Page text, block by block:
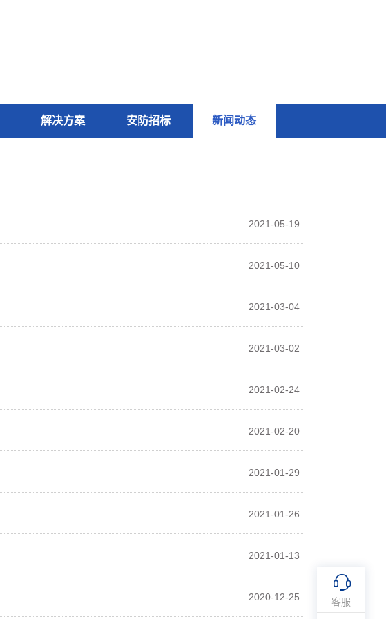
解决方案 安防招标 新闻动态
2021-05-19
2021-05-10
2021-03-04
2021-03-02
2021-02-24
2021-02-20
2021-01-29
2021-01-26
2021-01-13
2020-12-25 客服